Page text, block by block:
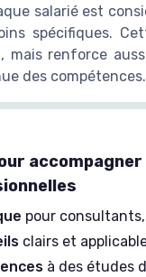
salarié est
spécifiques.
renforce
des compétences.
pour consultants,
clairs et
à des études